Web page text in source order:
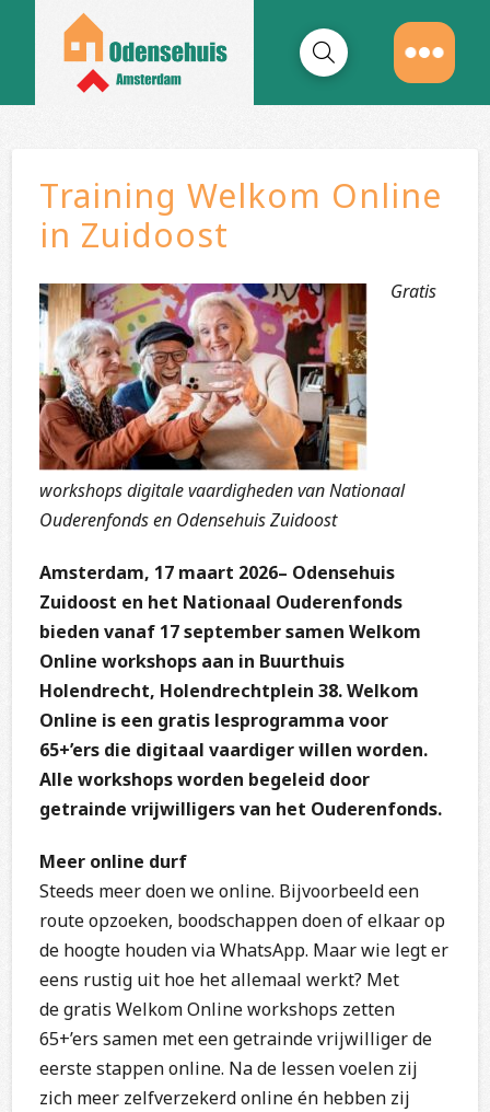
Training Welkom Online
in Zuidoost
Gratis
workshops digitale vaardigheden van Nationaal
Ouderenfonds en Odensehuis Zuidoost
Amsterdam, 17 maart 2026– Odensehuis
Zuidoost en het Nationaal Ouderenfonds
bieden vanaf 17 september samen Welkom
Online workshops aan in Buurthuis
Holendrecht, Holendrechtplein 38. Welkom
Online is een gratis lesprogramma voor
65+’ers die digitaal vaardiger willen worden.
Alle workshops worden begeleid door
getrainde vrijwilligers van het Ouderenfonds.
Meer online durf
Steeds meer doen we online. Bijvoorbeeld een
route opzoeken, boodschappen doen of elkaar op
de hoogte houden via WhatsApp. Maar wie legt er
eens rustig uit hoe het allemaal werkt? Met
de gratis Welkom Online workshops zetten
65+’ers samen met een getrainde vrijwilliger de
eerste stappen online. Na de lessen voelen zij
zich meer zelfverzekerd online én hebben zij